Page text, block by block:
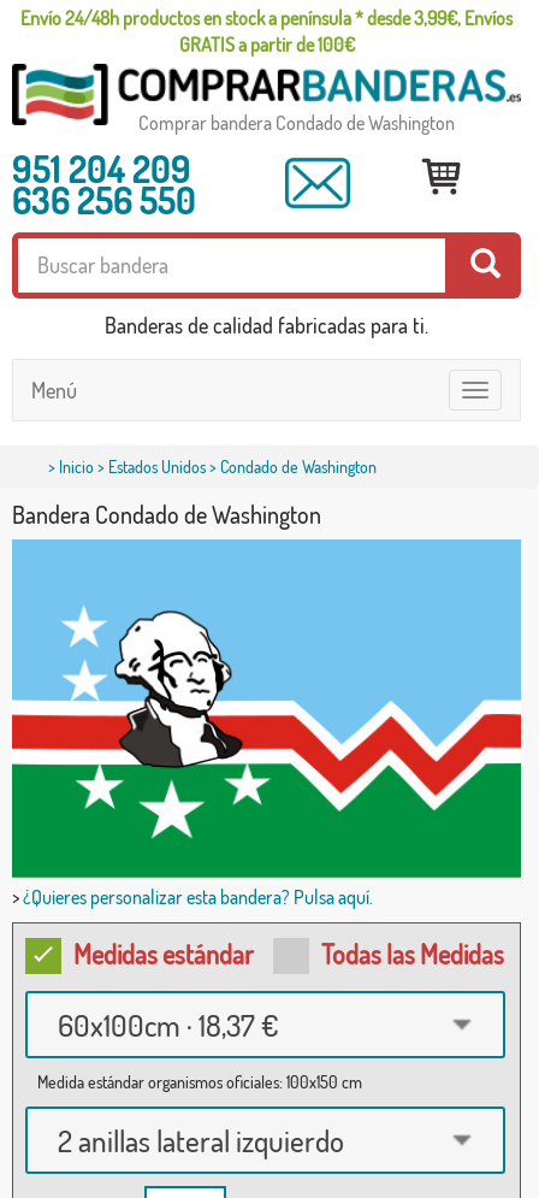
Envío 24/48h productos en stock a península * desde 3,99€, Envíos
GRATIS a partir de 100€
Comprar bandera Condado de Washington
951 204 209
636 256 550
Banderas de calidad fabricadas para ti.
Toggle
navigation
Menú
> Inicio> Estados Unidos> Condado de Washington
Bandera Condado de Washington
>¿Quieres personalizar esta bandera? Pulsa aquí.
Medidas estándar Todas las Medidas
60x100cm · 18,37 €
Medida estándar organismos oficiales: 100x150 cm
2 anillas lateral izquierdo